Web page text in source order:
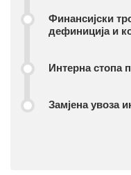
Финансијски
дефиниција и
Интерна стопа
Замјена увоза